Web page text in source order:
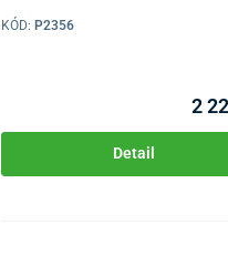
KÓD:P2356
2
Detail